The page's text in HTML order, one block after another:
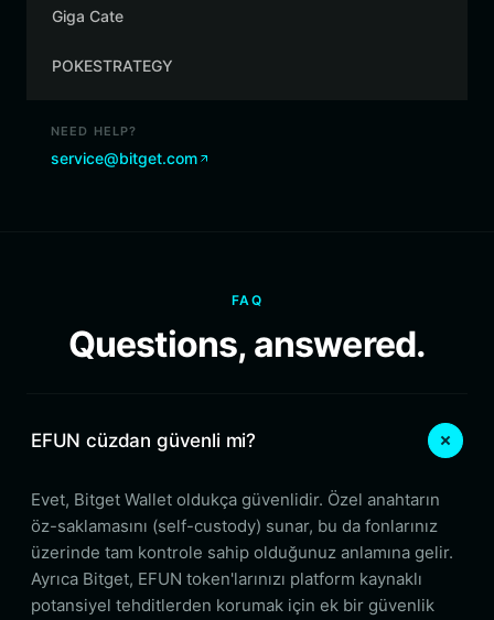
Giga Cate
POKESTRATEGY
NEED HELP?
service@bitget.com
FAQ
Questions, answered.
EFUN cüzdan güvenli mi?
Evet, Bitget Wallet oldukça güvenlidir. Özel anahtarın
öz-saklamasını (self-custody) sunar, bu da fonlarınız
üzerinde tam kontrole sahip olduğunuz anlamına gelir.
Ayrıca Bitget, EFUN token'larınızı platform kaynaklı
potansiyel tehditlerden korumak için ek bir güvenlik